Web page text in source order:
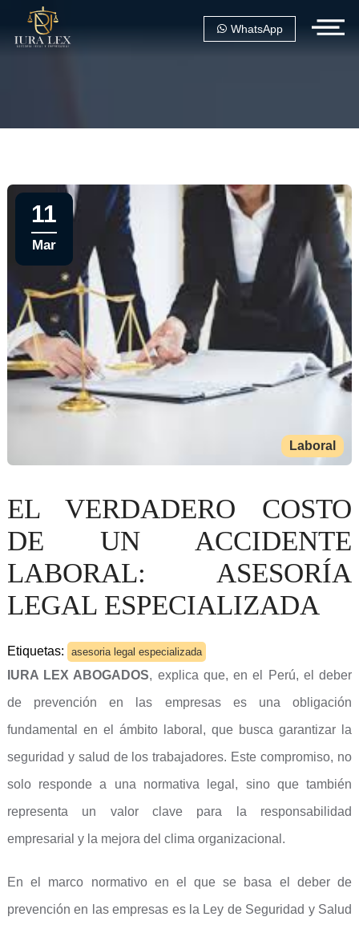
WhatsApp
Laboral
11
Mar
EL VERDADERO COSTO
DE UN ACCIDENTE
LABORAL: ASESORÍA
LEGAL ESPECIALIZADA
Etiquetas: asesoria legal especializada
IURA LEX ABOGADOS, explica que, en el Perú, el deber
de prevención en las empresas es una obligación
fundamental en el ámbito laboral, que busca garantizar la
seguridad y salud de los trabajadores. Este compromiso, no
solo responde a una normativa legal, sino que también
representa un valor clave para la responsabilidad
empresarial y la mejora del clima organizacional.
En el marco normativo en el que se basa el deber de
prevención en las empresas es la Ley de Seguridad y Salud